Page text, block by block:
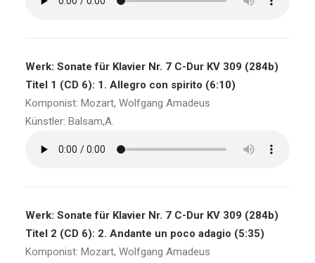
Werk: Sonate für Klavier Nr. 7 C-Dur KV 309 (284b)
Titel 1 (CD 6): 1. Allegro con spirito (6:10)
Komponist: Mozart, Wolfgang Amadeus
Künstler: Balsam,A.
Werk: Sonate für Klavier Nr. 7 C-Dur KV 309 (284b)
Titel 2 (CD 6): 2. Andante un poco adagio (5:35)
Komponist: Mozart, Wolfgang Amadeus